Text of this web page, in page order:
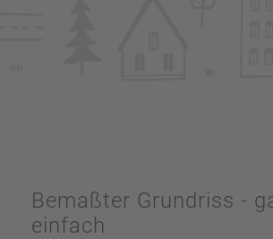
Bemaßter Grundriss -
einfach